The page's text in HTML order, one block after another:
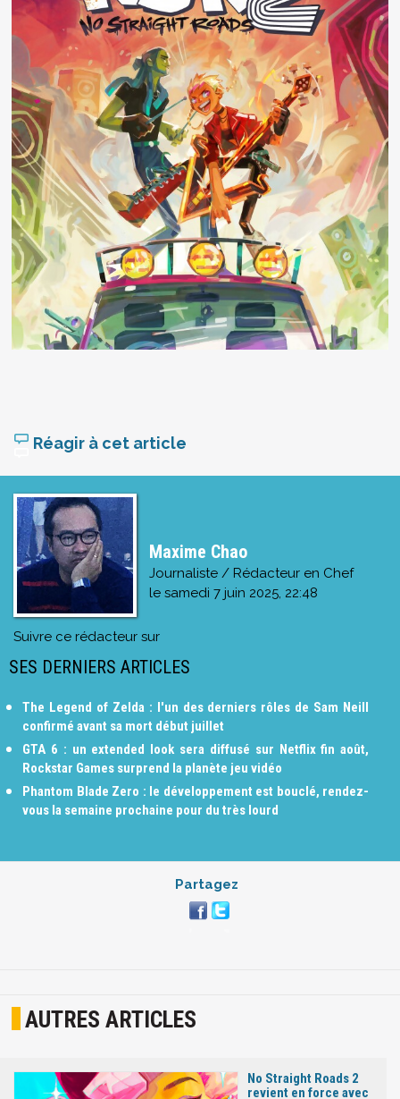
Réagir à cet article
Maxime Chao
Journaliste / Rédacteur en Chef
le samedi 7 juin 2025, 22:48
Suivre ce rédacteur sur
SES DERNIERS ARTICLES
The Legend of Zelda : l'un des derniers rôles de Sam Neill
confirmé avant sa mort début juillet
GTA 6 : un extended look sera diffusé sur Netflix fin août,
Rockstar Games surprend la planète jeu vidéo
Phantom Blade Zero : le développement est bouclé, rendez-
vous la semaine prochaine pour du très lourd
Partagez
AUTRES ARTICLES
No Straight Roads 2
revient en force avec